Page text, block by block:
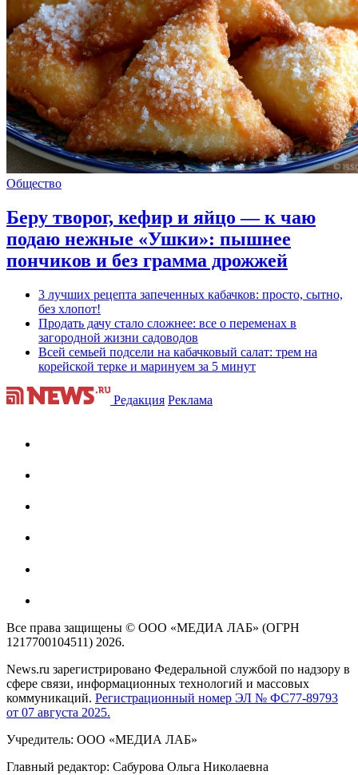
Общество
Беру творог, кефир и яйцо — к чаю
подаю нежные «Ушки»: пышнее
пончиков и без грамма дрожжей
3 лучших рецепта запеченных кабачков: просто, сытно,
без хлопот!
Продать дачу стало сложнее: все о переменах в
загородной жизни садоводов
Всей семьей подсели на кабачковый салат: трем на
корейской терке и маринуем за 5 минут
Редакция Реклама
Все права защищены © ООО «МЕДИА ЛАБ» (ОГРН
1217700104511) 2026.
News.ru зарегистрировано Федеральной службой по надзору в
сфере связи, информационных технологий и массовых
коммуникаций. Регистрационный номер ЭЛ № ФС77-89793
от 07 августа 2025.
Учредитель: ООО «МЕДИА ЛАБ»
Главный редактор: Сабурова Ольга Николаевна